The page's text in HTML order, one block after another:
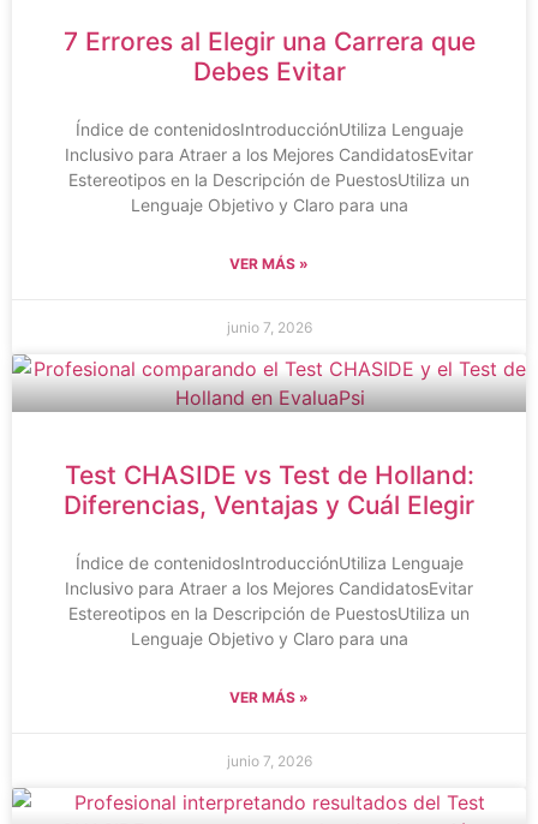
7 Errores al Elegir una Carrera que
Debes Evitar
Índice de contenidosIntroducciónUtiliza Lenguaje
Inclusivo para Atraer a los Mejores CandidatosEvitar
Estereotipos en la Descripción de PuestosUtiliza un
Lenguaje Objetivo y Claro para una
VER MÁS »
junio 7, 2026
Test CHASIDE vs Test de Holland:
Diferencias, Ventajas y Cuál Elegir
Índice de contenidosIntroducciónUtiliza Lenguaje
Inclusivo para Atraer a los Mejores CandidatosEvitar
Estereotipos en la Descripción de PuestosUtiliza un
Lenguaje Objetivo y Claro para una
VER MÁS »
junio 7, 2026